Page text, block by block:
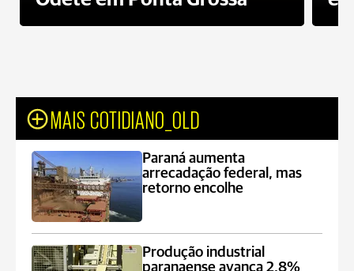
MAIS COTIDIANO_OLD
Paraná aumenta
arrecadação federal, mas
retorno encolhe
Produção industrial
paranaense avança 2,8%